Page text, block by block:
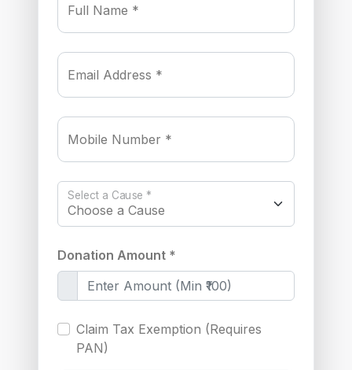
Full Name *
Email Address *
Mobile Number *
Select a Cause *
Donation Amount *
Claim Tax Exemption (Requires
PAN)